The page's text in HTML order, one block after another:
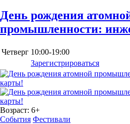
День рождения
промышленности:
Четверг 10:00-19:00
Зарегистрироваться
Возраст: 6+
События Фестивали